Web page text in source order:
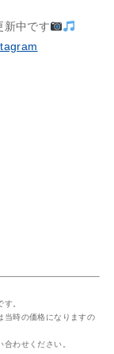
中です
。
当時の価格になりますの
わせください。